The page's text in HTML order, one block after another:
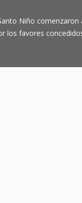
Niño comenzaron
los favores